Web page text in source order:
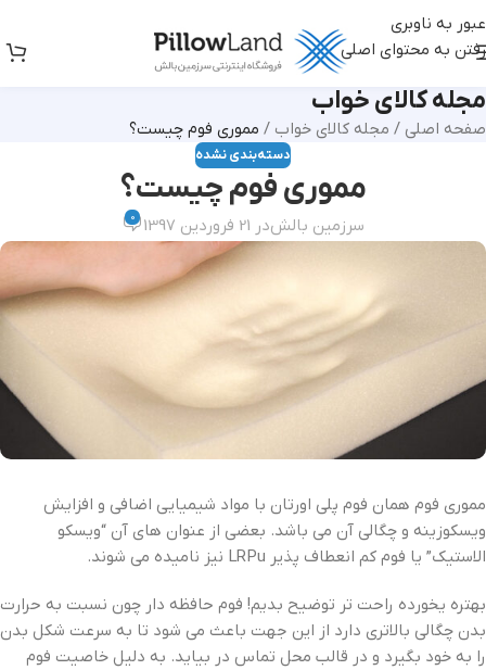
عبور به ناوبری
رفتن به محتوای اصلی
مجله کالای خواب
صفحه اصلی / مجله کالای خواب / مموری فوم چیست؟
دسته‌بندی نشده
مموری فوم چیست؟
سرزمین بالشدر 21 فروردین 1397 0
مموری فوم همان فوم پلی اورتان با مواد شیمیایی اضافی و افزایش
ویسکوزینه و چگالی آن می باشد. بعضی از عنوان های آن “ویسکو
الاستیک” یا فوم کم انعطاف پذیر LRPu نیز نامیده می شوند.
بهتره یخورده راحت تر توضیح بدیم! فوم حافظه دار چون نسبت به حرارت
بدن چگالی بالاتری دارد از این جهت باعث می شود تا به سرعت شکل بدن
را به خود بگیرد و در قالب محل تماس در بیاید. به دلیل خاصیت فوم